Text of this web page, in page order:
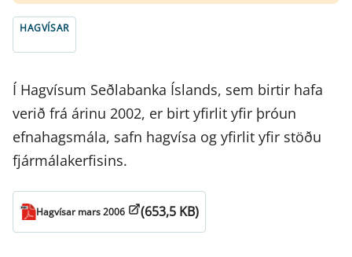
HAGVÍSAR
Í Hagvísum Seðlabanka Íslands, sem birtir hafa
verið frá árinu 2002, er birt yfirlit yfir þróun
efnahagsmála, safn hagvísa og yfirlit yfir stöðu
fjármálakerfisins.
Hagvísar mars 2006 (653,5 KB)